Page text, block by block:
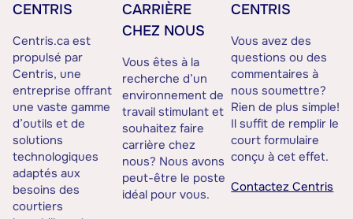
CENTRIS
Centris.ca est
propulsé par
Centris, une
entreprise offrant
une vaste gamme
d’outils et de
solutions
technologiques
adaptés aux
besoins des
courtiers
CARRIÈRE
CHEZ NOUS
Vous êtes à la
recherche d’un
environnement de
travail stimulant et
souhaitez faire
carrière chez
nous? Nous avons
peut-être le poste
idéal pour vous.
CENTRIS
Vous avez des
questions ou des
commentaires à
nous soumettre?
Rien de plus simple!
Il suffit de remplir le
court formulaire
conçu à cet effet.
Contactez Centris